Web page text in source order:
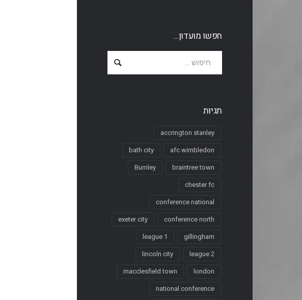
חפשו מועדון…
תגיות
accrington stanley
afc wimbledon
bath city
braintree town
Burnley
chester fc
conference national
conference north
exeter city
gillingham
league 1
league 2
lincoln city
london
macclesfield town
national conference